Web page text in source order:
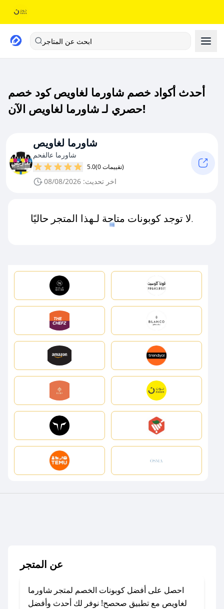
ابحث عن المتاجر
أحدث أكواد خصم شاورما لغاويص كود خصم
حصري لـ شاورما لغاويص الآن!
شاورما لغاويص
شاورما عالفحم
5.0 (0 تقييمات)
اخر تحديث: 08/08/2026
لا توجد كوبونات متاحة لـهذا المتجر حاليًا.
عن المتجر
احصل على أفضل كوبونات الخصم لمتجر شاورما
لغاويص مع تطبيق صحصح! نوفر لك أحدث وأفضل